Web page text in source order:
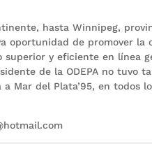
hasta Winnipeg,
oportunidad de promover
superior y eficiente en línea
de la ODEPA no tuvo
a Mar del Plata’95, en todos